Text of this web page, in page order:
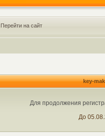
Перейти на сайт
key-
Для продолжения
До